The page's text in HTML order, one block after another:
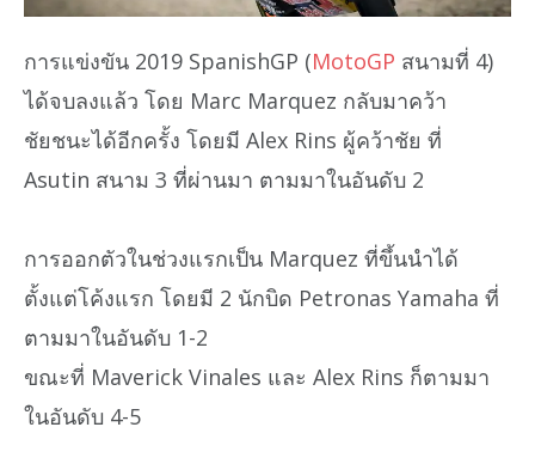
การแข่งขัน 2019 SpanishGP (MotoGP สนามที่ 4)
ได้จบลงแล้ว โดย Marc Marquez กลับมาคว้า
ชัยชนะได้อีกครั้ง โดยมี Alex Rins ผู้คว้าชัย ที่
Asutin สนาม 3 ที่ผ่านมา ตามมาในอันดับ 2
การออกตัวในช่วงแรกเป็น Marquez ที่ขึ้นนำได้
ตั้งแต่โค้งแรก โดยมี 2 นักบิด Petronas Yamaha ที่
ตามมาในอันดับ 1-2
ขณะที่ Maverick Vinales และ Alex Rins ก็ตามมา
ในอันดับ 4-5